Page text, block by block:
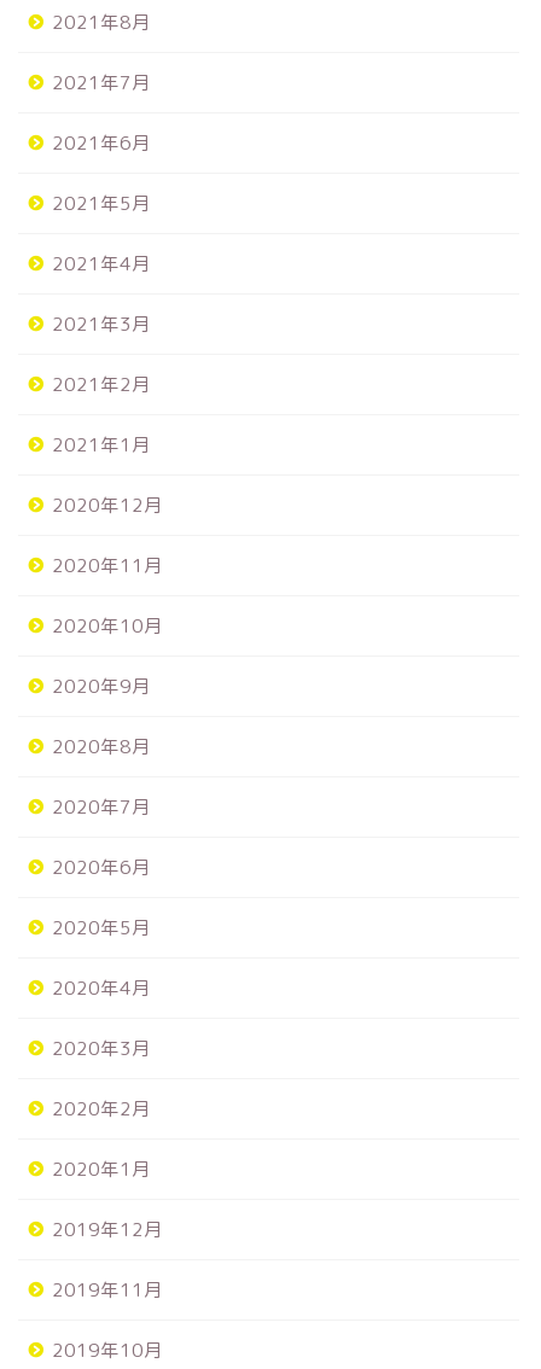
2021年8月
2021年7月
2021年6月
2021年5月
2021年4月
2021年3月
2021年2月
2021年1月
2020年12月
2020年11月
2020年10月
2020年9月
2020年8月
2020年7月
2020年6月
2020年5月
2020年4月
2020年3月
2020年2月
2020年1月
2019年12月
2019年11月
2019年10月